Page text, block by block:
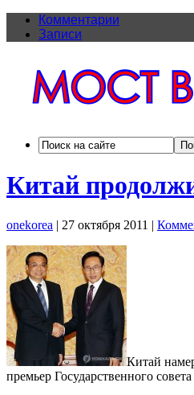
Комментарии
Записи
Китай
onekorea | 27 октября 2011 |
Китай
премьер Государственного